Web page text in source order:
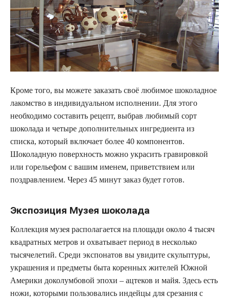
Кроме того, вы можете заказать своё любимое шоколадное
лакомство в индивидуальном исполнении. Для этого
необходимо составить рецепт, выбрав любимый сорт
шоколада и четыре дополнительных ингредиента из
списка, который включает более 40 компонентов.
Шоколадную поверхность можно украсить гравировкой
или горельефом с вашим именем, приветствием или
поздравлением. Через 45 минут заказ будет готов.
Экспозиция Музея шоколада
Коллекция музея располагается на площади около 4 тысяч
квадратных метров и охватывает период в несколько
тысячелетий. Среди экспонатов вы увидите скульптуры,
украшения и предметы быта коренных жителей Южной
Америки доколумбовой эпохи – ацтеков и майя. Здесь есть
ножи, которыми пользовались индейцы для срезания с